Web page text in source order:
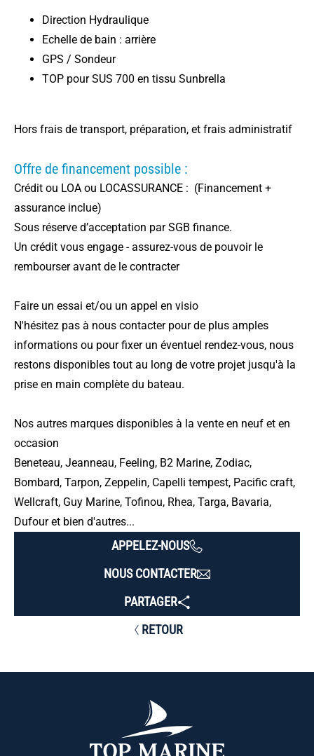
Direction Hydraulique
Echelle de bain : arrière
GPS / Sondeur
TOP pour SUS 700 en tissu Sunbrella
Hors frais de transport, préparation, et frais administratif
Offre de financement possible :
Crédit ou LOA ou LOCASSURANCE : (Financement +
assurance inclue)
Sous réserve d’acceptation par SGB finance.
Un crédit vous engage - assurez-vous de pouvoir le
rembourser avant de le contracter
Faire un essai et/ou un appel en visio
N'hésitez pas à nous contacter pour de plus amples
informations ou pour fixer un éventuel rendez-vous, nous
restons disponibles tout au long de votre projet jusqu'à la
prise en main complète du bateau.
Nos autres marques disponibles à la vente en neuf et en
occasion
Beneteau, Jeanneau, Feeling, B2 Marine, Zodiac,
Bombard, Tarpon, Zeppelin, Capelli tempest, Pacific craft,
Wellcraft, Guy Marine, Tofinou, Rhea, Targa, Bavaria,
Dufour et bien d'autres...
RETOUR
APPELEZ-NOUS
NOUS CONTACTER
PARTAGER